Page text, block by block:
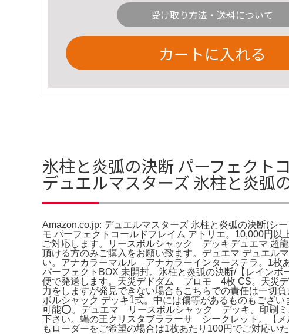
受け取り方法・送料について
カートに入れる
氷柱と炎弧の決断 パーフェクト
デュエルマスターズ 氷柱と炎弧
Amazon.co.jp: デュエルマスターズ 氷柱と炎弧の決断(シ
モ パーフェクトコールドフレイム アトリエ。10,000円
ご対応します。リースボルシャック デッキデュエマ 超
頂ける方のみご購入をお願い致ます。デュエマ デュエル
い。アナカラーマルル アナカラーインターステラ。1枚
パーフェクトBOX 未開封。氷柱と炎弧の決断/【レイン
便で発送します。天災デドダム プロモ 4枚 CS。天災デ
力をしますが発見できない場合もこちらでの責任は一切
ボルシャック デッキ1式。中には傷等があるものもござ
可能⭕️。デュエマ リースボルシャック デッキ。印刷ミ
下さい。蝿の王クリスタブララーサ シークレット。【
もローダーをご希望の場合は1枚あたり100円でご対応い